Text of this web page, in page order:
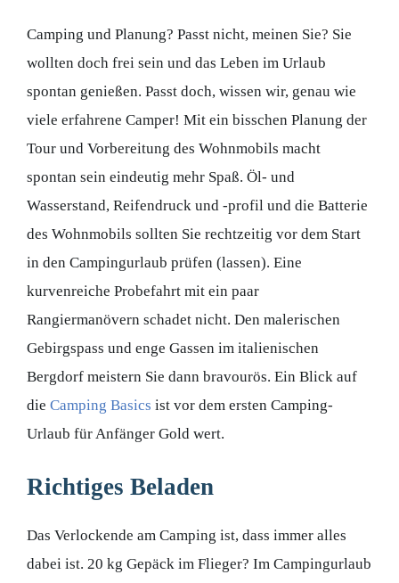
Camping und Planung? Passt nicht, meinen Sie? Sie
wollten doch frei sein und das Leben im Urlaub
spontan genießen. Passt doch, wissen wir, genau wie
viele erfahrene Camper! Mit ein bisschen Planung der
Tour und Vorbereitung des Wohnmobils macht
spontan sein eindeutig mehr Spaß. Öl- und
Wasserstand, Reifendruck und -profil und die Batterie
des Wohnmobils sollten Sie rechtzeitig vor dem Start
in den Campingurlaub prüfen (lassen). Eine
kurvenreiche Probefahrt mit ein paar
Rangiermanövern schadet nicht. Den malerischen
Gebirgspass und enge Gassen im italienischen
Bergdorf meistern Sie dann bravourös. Ein Blick auf
die Camping Basics ist vor dem ersten Camping-
Urlaub für Anfänger Gold wert.
Richtiges Beladen
Das Verlockende am Camping ist, dass immer alles
dabei ist. 20 kg Gepäck im Flieger? Im Campingurlaub